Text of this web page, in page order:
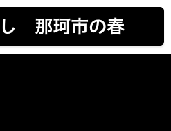
し 那珂市の春